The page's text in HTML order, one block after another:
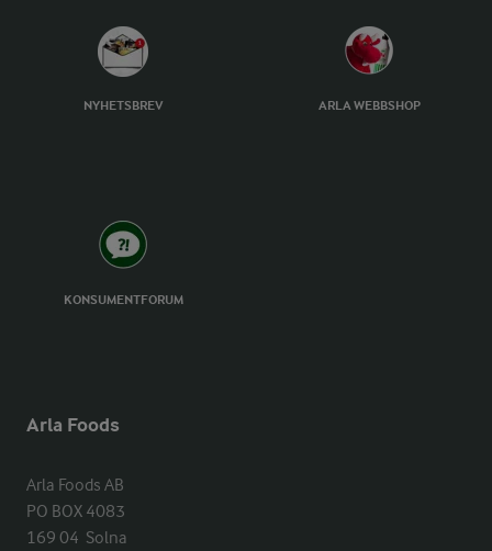
NYHETSBREV ARLA WEBBSHOP
KONSUMENTFORUM
Arla Foods
Arla Foods AB
PO BOX 4083
169 04  Solna